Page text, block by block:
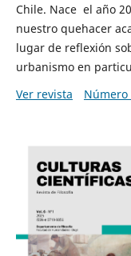
Chile. Nace el año
nuestro quehacer
lugar de reflexión
urbanismo en
Ver revista
Número